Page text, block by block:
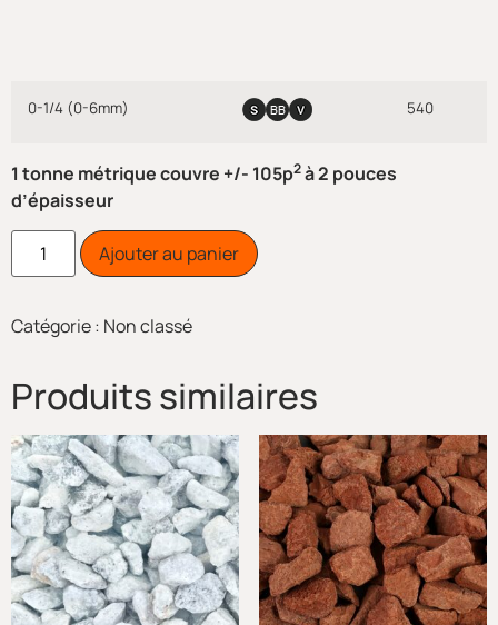
0-1/4 (0-6mm) 540
1 tonne métrique couvre +/- 105p2à 2 pouces
d’épaisseur
Ajouter au panier
Catégorie : Non classé
Produits similaires